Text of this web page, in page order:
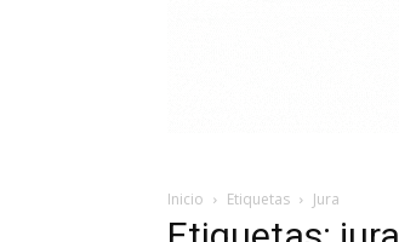
Inicio Etiquetas Jura